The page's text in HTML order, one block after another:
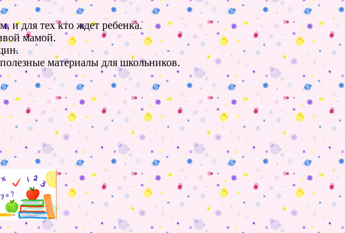
и для тех кто ждет ребенка.
мамой.
материалы для школьников.